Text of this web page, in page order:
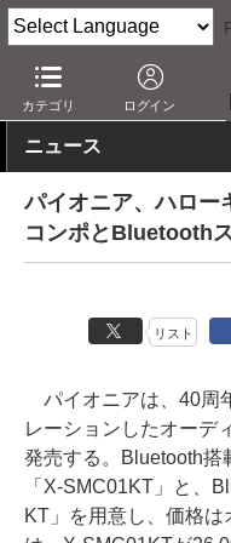
カテゴリ ログイン
AV Watch 製品 ミニコ
ニュース
パイオニア、ハロー
コンポとBluetooth
リスト
パイオニアは、40周
レーションしたオーデ
発売する。Bluetooth搭
「X-SMC01KT」と、
KT」を用意し、価格